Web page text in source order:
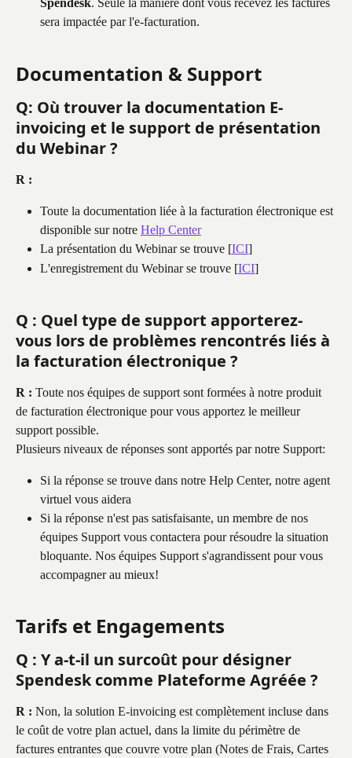
Spendesk. Seule la manière dont vous recevez les factures
sera impactée par l'e-facturation.
Documentation & Support
Q: Où trouver la documentation E-
invoicing et le support de présentation
du Webinar ?
R :
Toute la documentation liée à la facturation électronique est
disponible sur notre Help Center
La présentation du Webinar se trouve [ICI]
L'enregistrement du Webinar se trouve [ICI]
Q : Quel type de support apporterez-
vous lors de problèmes rencontrés liés à
la facturation électronique ?
R : Toute nos équipes de support sont formées à notre produit
de facturation électronique pour vous apportez le meilleur
support possible.
Plusieurs niveaux de réponses sont apportés par notre Support:
Si la réponse se trouve dans notre Help Center, notre agent
virtuel vous aidera
Si la réponse n'est pas satisfaisante, un membre de nos
équipes Support vous contactera pour résoudre la situation
bloquante. Nos équipes Support s'agrandissent pour vous
accompagner au mieux!
Tarifs et Engagements
Q : Y a-t-il un surcoût pour désigner
Spendesk comme Plateforme Agréée ?
R : Non, la solution E-invoicing est complètement incluse dans
le coût de votre plan actuel, dans la limite du périmètre de
factures entrantes que couvre votre plan (Notes de Frais, Cartes